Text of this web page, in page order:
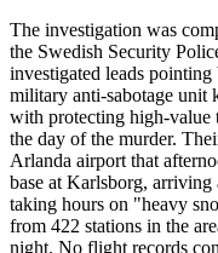
The investigation was
the Swedish Security
investigated leads
military anti-sabotage unit
with protecting high-value
the day of the murder.
Arlanda airport that
base at Karlsborg,
taking hours on "heavy
from 422 stations in the
night. No flight records